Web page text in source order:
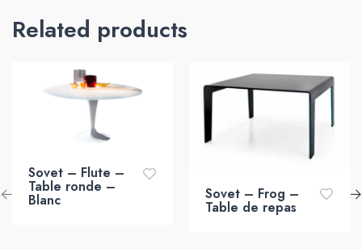
Related products
Sovet – Flute –
Table ronde –
Blanc Sovet – Frog –
Table de repas